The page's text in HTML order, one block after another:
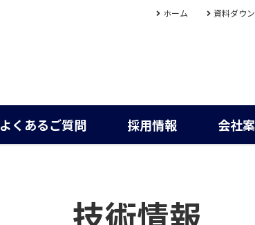
ホーム 資料ダウ
よくあるご質問 採用情報 会社
技術情報